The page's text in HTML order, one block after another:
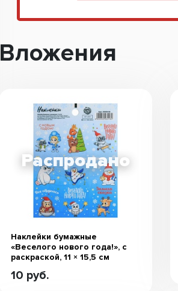
Вложения
Наклейки бумажные
«Веселого нового года!», c
раскраской, 11 × 15,5 см
10 руб.